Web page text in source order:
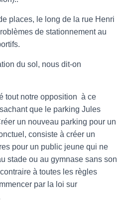
places, le long de la rue Henri
de stationnement au
du sol, nous dit-on
tout notre opposition à ce
que le parking Jules
un nouveau parking pour un
consiste à créer un
pour un public jeune qui ne
stade ou au gymnase sans son
à toutes les règles
par la loi sur